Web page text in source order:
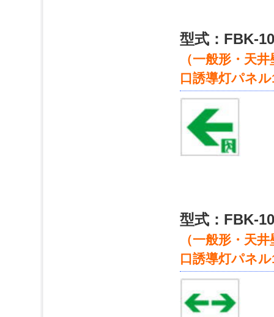
型式：FBK-
（一般形・天
口誘導灯パネ
型式：FBK-
（一般形・天
口誘導灯パネ